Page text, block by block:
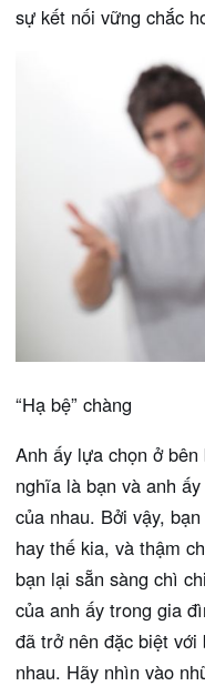
sự kết nối vững chắc
“Hạ bệ” chàng
Anh ấy lựa chọn ở
nghĩa là bạn và anh
của nhau. Bởi vậy,
hay thế kia, và thậm
bạn lại sẵn sàng chì
của anh ấy trong gia
đã trở nên đặc biệt
nhau. Hãy nhìn vào